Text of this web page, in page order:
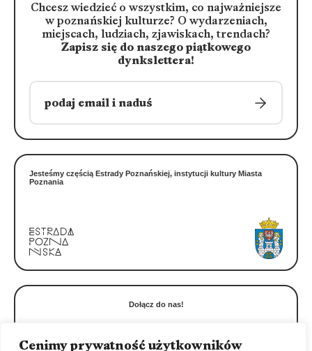
Cenimy prywatność użytkowników
Chcesz wiedzieć o wszystkim, co najważniejsze
w poznańskiej kulturze? O wydarzeniach,
miejscach, ludziach, zjawiskach, trendach?
Zapisz się do naszego piątkowego
dynkslettera!
Jesteśmy częścią Estrady Poznańskiej, instytucji kultury Miasta
Poznania
Dołącz do nas!